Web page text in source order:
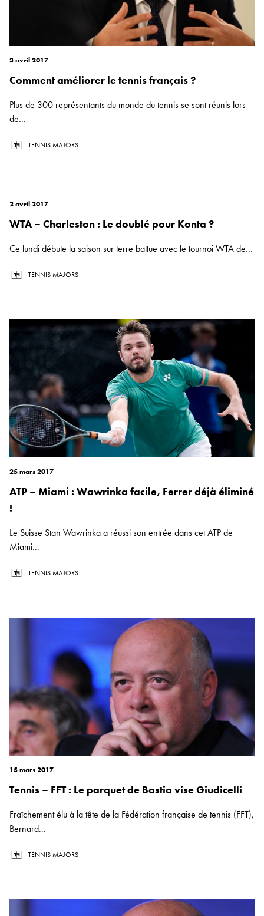
3 avril 2017
Comment améliorer le tennis français ?
Plus de 300 représentants du monde du tennis se sont réunis lors
de...
TENNIS MAJORS
2 avril 2017
WTA – Charleston : Le doublé pour Konta ?
Ce lundi débute la saison sur terre battue avec le tournoi WTA de...
TENNIS MAJORS
25 mars 2017
ATP – Miami : Wawrinka facile, Ferrer déjà éliminé
!
Le Suisse Stan Wawrinka a réussi son entrée dans cet ATP de
Miami...
TENNIS MAJORS
15 mars 2017
Tennis – FFT : Le parquet de Bastia vise Giudicelli
Fraîchement élu à la tête de la Fédération française de tennis (FFT),
Bernard...
TENNIS MAJORS